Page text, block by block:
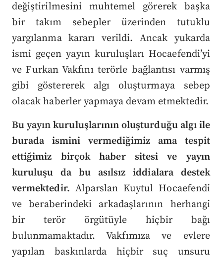
değiştirilmesini muhtemel görerek başka
bir takım sebepler üzerinden tutuklu
yargılanma kararı verildi. Ancak yukarda
ismi geçen yayın kuruluşları Hocaefendi’yi
ve Furkan Vakfını terörle bağlantısı varmış
gibi göstererek algı oluşturmaya sebep
olacak haberler yapmaya devam etmektedir.
Bu yayın kuruluşlarının oluşturduğu algı ile
burada ismini vermediğimiz ama tespit
ettiğimiz birçok haber sitesi ve yayın
kuruluşu da bu asılsız iddialara destek
vermektedir. Alparslan Kuytul Hocaefendi
ve beraberindeki arkadaşlarının herhangi
bir terör örgütüyle hiçbir bağı
bulunmamaktadır. Vakfımıza ve evlere
yapılan baskınlarda hiçbir suç unsuru